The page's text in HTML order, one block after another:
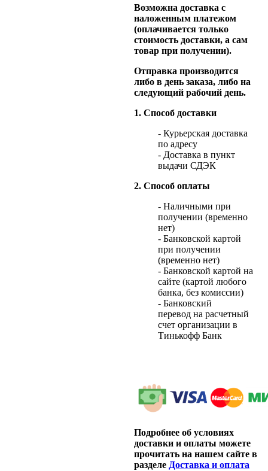
Возможна доставка с
наложенным платежом
(оплачивается только
стоимость доставки, а сам
товар при получении).
Отправка производится
либо в день заказа, либо на
следующий рабочий день.
1. Способ доставки
- Курьерская доставка
по адресу
- Доставка в пункт
выдачи СДЭК
2. Способ оплаты
- Наличными при
получении (временно
нет)
- Банковской картой
при получении
(временно нет)
- Банковской картой на
сайте (картой любого
банка, без комиссии)
- Банковский
перевод на расчетный
счет организации в
Тинькофф Банк
Подробнее об условиях
доставки и оплаты можете
прочитать на нашем сайте в
разделе Доставка и оплата